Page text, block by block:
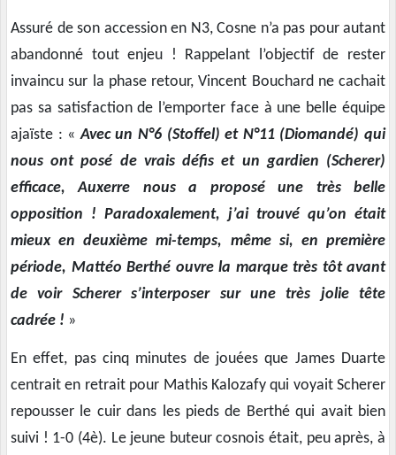
Assuré de son accession en N3, Cosne n’a pas pour autant
abandonné tout enjeu ! Rappelant l’objectif de rester
invaincu sur la phase retour, Vincent Bouchard ne cachait
pas sa satisfaction de l’emporter face à une belle équipe
ajaïste : « Avec un N°6 (Stoffel) et N°11 (Diomandé) qui
nous ont posé de vrais défis et un gardien (Scherer)
efficace, Auxerre nous a proposé une très belle
opposition ! Paradoxalement, j’ai trouvé qu’on était
mieux en deuxième mi-temps, même si, en première
période, Mattéo Berthé ouvre la marque très tôt avant
de voir Scherer s’interposer sur une très jolie tête
cadrée ! »
En effet, pas cinq minutes de jouées que James Duarte
centrait en retrait pour Mathis Kalozafy qui voyait Scherer
repousser le cuir dans les pieds de Berthé qui avait bien
suivi ! 1-0 (4è). Le jeune buteur cosnois était, peu après, à